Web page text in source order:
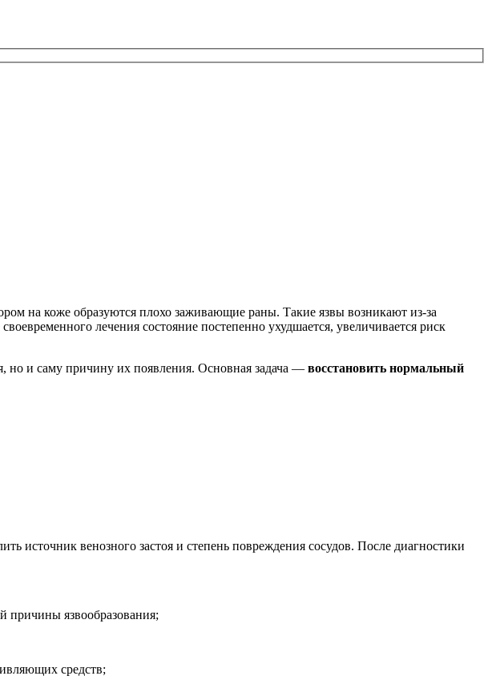
это поле пустым.
на коже образуются плохо заживающие раны. Такие язвы возникают из-за
лечения состояние постепенно ухудшается, увеличивается риск
но и саму причину их появления. Основная задача — восстановить нормальный
источник венозного застоя и степень повреждения сосудов. После диагностики
причины язвообразования;
средств;